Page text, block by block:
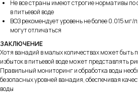
Не все страны имеют строгие нормативы
в питьевой воде
ВОЗ рекомендует уровень не более 0.015
могут отличаться
ЗАКЛЮЧЕНИЕ
Хотя ванадий в малых количествах может быть
избыток в питьевой воде может представлять
Правильный мониторинг и обработка воды
безопасных уровней ванадия, обеспечивая
воды
Политика конфиденциальности
Персональные данные
Договор
оферта
Политика возврата денежных средств
Cookie